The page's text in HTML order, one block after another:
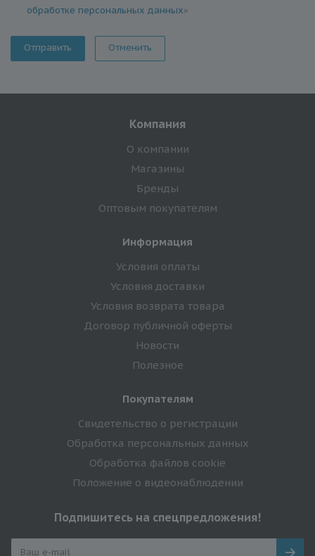
обработке персональных данных»
Отменить
Компания
О компании
Магазины
Бренды
Оптовым покупателям
Информация
Условия оплаты
Условия доставки
Условия возврата товара
Договор публичной оферты
Новости
Полезное
Покупателям
Свидетельство о регистрации
Обработка персональных данных
Обработка файлов cookie
Положение о видеонаблюдении
Подпишитесь на спецпредложения!